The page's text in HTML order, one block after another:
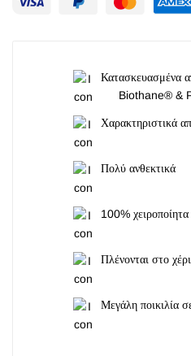
Κατασκευασμένα
Biothane® &
Χαρακτηριστικά
Πολύ ανθεκτικά
100% χειροποίητα
Πλένονται στο χέρι
Μεγάλη ποικιλία